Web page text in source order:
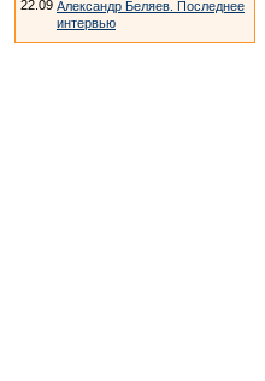
22.09 Александр Беляев. Последнее
интервью